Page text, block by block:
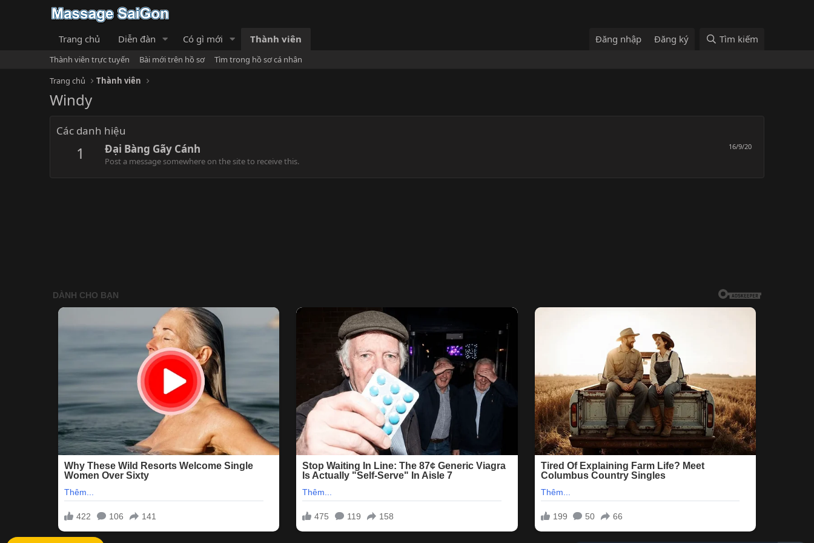
Trang chủ Diễn đàn Có gì mới Thành viên Đăng nhập Đăng ký Tìm kiếm
Thành viên trực tuyến Bài mới trên hồ sơ
Tìm trong hồ sơ cá nhân
Trang chủ
Thành viên
Windy
Các danh hiệu
1 16/9/20
Đại Bàng Gãy Cánh
Post a message somewhere on the site to receive this.